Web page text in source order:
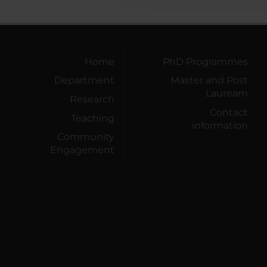
Home
Department
Research
Teaching
Community
Engagement
PhD Programmes
Master and Post
Lauream
Contact
information